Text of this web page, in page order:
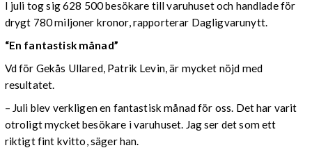
I juli tog sig 628 500 besökare till varuhuset och handlade för
drygt 780 miljoner kronor, rapporterar Dagligvarunytt.
“En fantastisk månad”
Vd för Gekås Ullared, Patrik Levin, är mycket nöjd med
resultatet.
– Juli blev verkligen en fantastisk månad för oss. Det har varit
otroligt mycket besökare i varuhuset. Jag ser det som ett
riktigt fint kvitto, säger han.